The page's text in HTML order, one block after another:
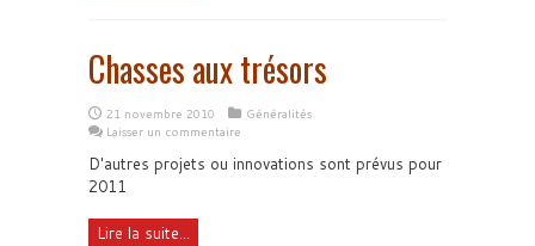
Chasses aux trésors
21 novembre 2010
Généralités
Laisser un commentaire
D'autres projets ou innovations sont prévus pour
2011
Lire la suite...